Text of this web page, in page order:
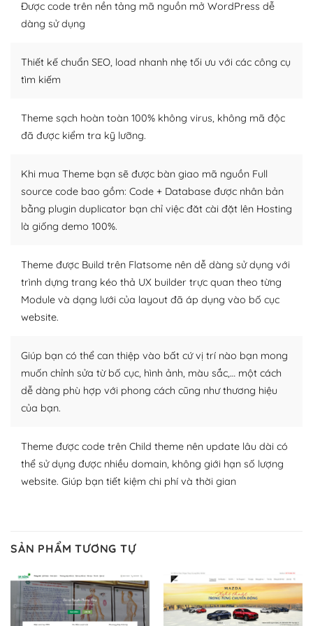
thiết kế tốt, bạn có thể tự sửa đổi. Nếu không bạn có thể
tìm kiếm chúng trên Internet hoặc nhờ chuyên gia.
– Sở hữu một cộng đồng lớn, sẵn sàng hỗ trợ
WordPress là nơi lưu trữ cho một diễn đàn cộng đồng
khổng lồ được kiểm duyệt bởi các nhân viên và những
người cuồng tín WordPress.
Nếu bạn gặp khó khăn, bạn có thể lên mạng và tìm
kiếm những cộng đồng WordPress, họ sẽ giúp bạn trả
lời, giải đáp vấn đề của bạn.
Cộng đồng sử dụng WordPress sẵn sàng hỗ trợ bạn
– Đa dạng plugin và themes
Plugin mở rộng là thành phần cài đặt thêm vào
WordPress để tăng thêm các tính năng cần thiết. Có
Nhờ lượng người dùng đông đảo, thư viện themes và
plugin của WordPress rất phong phú. Bạn có thể thỏa
thích chọn lựa plugin và themes phù hợp cho mục đích
lập website của mình.
– Dễ sử dụng
Và bạn có toàn quyền tự do khi quyết định nơi lưu trữ
trang web WordPress của bạn.
Dễ dàng lựa chọn Hosting cho website WordPress
Được code trên nền tảng mã nguồn mở WordPress dễ
dàng sử dụng
Thiết kế chuẩn SEO, load nhanh nhẹ tối ưu với các công cụ
tìm kiếm
Theme sạch hoàn toàn 100% không virus, không mã độc
đã được kiểm tra kỹ lưỡng.
Khi mua Theme bạn sẽ được bàn giao mã nguồn Full
source code bao gồm: Code + Database được nhân bản
bằng plugin duplicator bạn chỉ việc đăt cài đặt lên Hosting
là giống demo 100%.
Theme được Build trên Flatsome nên dễ dàng sử dụng với
trình dựng trang kéo thả UX builder trực quan theo từng
Module và dạng lưới của layout đã áp dụng vào bố cục
website.
Giúp bạn có thể can thiệp vào bất cứ vị trí nào bạn mong
muốn chỉnh sửa từ bố cục, hình ảnh, màu sắc,… một cách
dễ dàng phù hợp với phong cách cũng như thương hiệu
của bạn.
Theme được code trên Child theme nên update lâu dài có
thể sử dụng được nhiều domain, không giới hạn số lượng
website. Giúp bạn tiết kiệm chi phí và thời gian
SẢN PHẨM TƯƠNG TỰ